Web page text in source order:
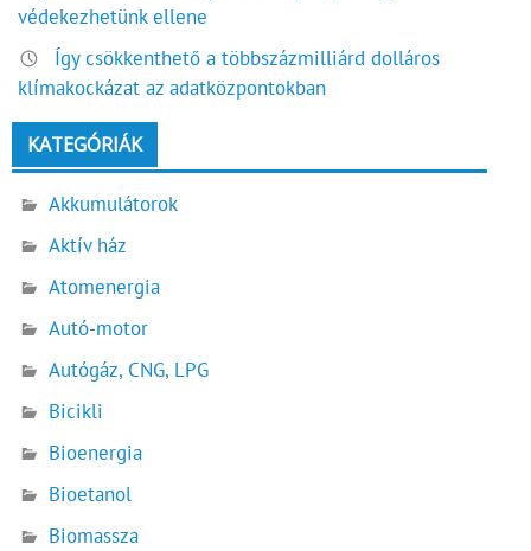
védekezhetünk ellene
Így csökkenthető a többszázmilliárd dolláros
klímakockázat az adatközpontokban
KATEGÓRIÁK
Akkumulátorok
Aktív ház
Atomenergia
Autó-motor
Autógáz, CNG, LPG
Bicikli
Bioenergia
Bioetanol
Biomassza